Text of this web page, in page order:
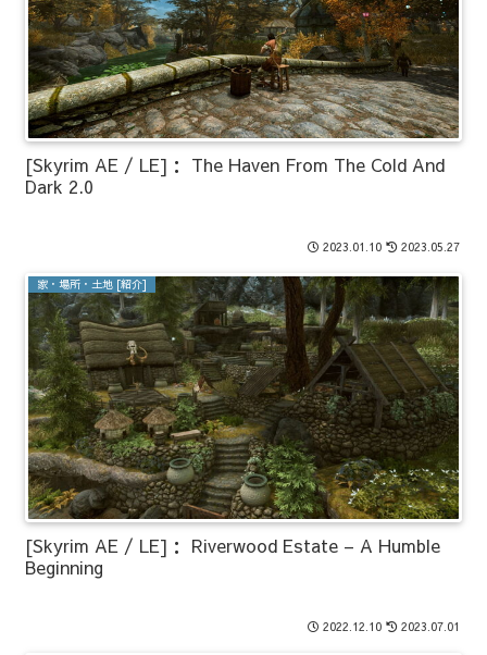
[Skyrim AE / LE]： The Haven From The Cold And
Dark 2.0
2023.01.10 2023.05.27
家・場所・土地 [紹介]
[Skyrim AE / LE]： Riverwood Estate – A Humble
Beginning
2022.12.10 2023.07.01